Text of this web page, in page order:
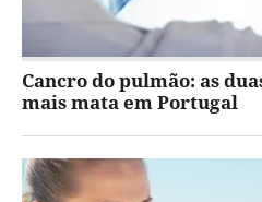
Cancro do pulmão: as
mais mata em Portugal